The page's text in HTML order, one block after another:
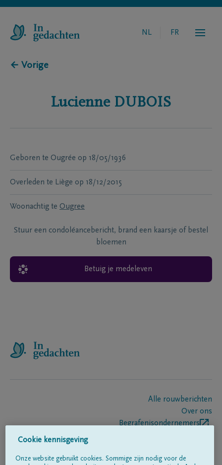
NL FR
← Vorige
Lucienne DUBOIS
Geboren te Ougrée op 18/05/1936
Overleden te Liège op 18/12/2015
Woonachtig te Ougree
Stuur een condoléancebericht, brand een kaarsje of bestel
bloemen
Betuig je medeleven
Alle rouwberichten
Over ons
Begrafenisondernemers
Cookie kennisgeving
Onze website gebruikt cookies. Sommige zijn nodig voor de